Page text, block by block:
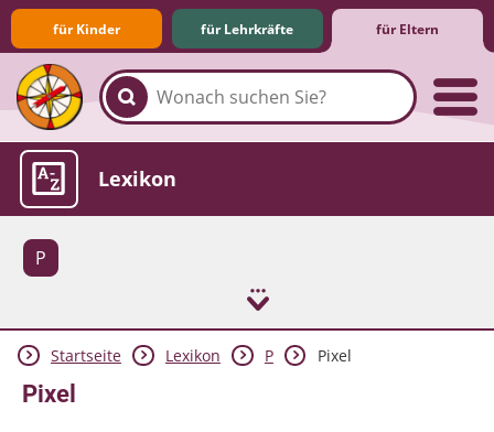
für Kinder für Lehrkräfte für Eltern
Familie & Medien
Spieletipps & Lernsoftware
Die Jüngsten im Netz
Lexikon
P
Aktuelles
Startseite Lexikon P Pixel
Pixel